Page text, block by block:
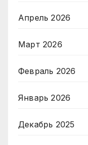
Апрель 2026
Март 2026
Февраль 2026
Январь 2026
Декабрь 2025